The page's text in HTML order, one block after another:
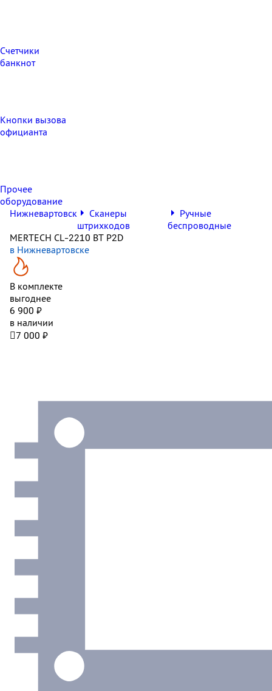
Счетчики
банкнот
Кнопки вызова
официанта
Прочее
оборудование
Нижневартовск
Сканеры
штрихкодов
Ручные
беспроводные
MERTECH CL-2210 BT P2D
в Нижневартовске
В комплекте
выгоднее
6 900 ₽
в наличии
7 000 ₽